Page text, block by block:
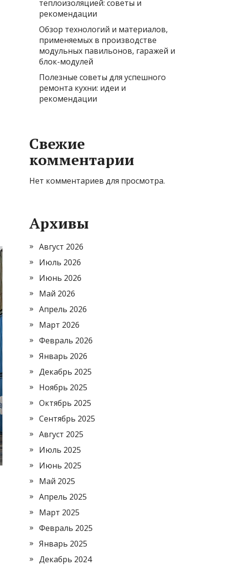
теплоизоляцией: советы и
рекомендации
Обзор технологий и материалов,
применяемых в производстве
модульных павильонов, гаражей и
блок-модулей
Полезные советы для успешного
ремонта кухни: идеи и
рекомендации
Свежие
комментарии
Нет комментариев для просмотра.
Архивы
Август 2026
Июль 2026
Июнь 2026
Май 2026
Апрель 2026
Март 2026
Февраль 2026
Январь 2026
Декабрь 2025
Ноябрь 2025
Октябрь 2025
Сентябрь 2025
Август 2025
Июль 2025
Июнь 2025
Май 2025
Апрель 2025
Март 2025
Февраль 2025
Январь 2025
Декабрь 2024